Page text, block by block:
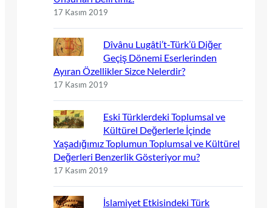
17 Kasım 2019
Dîvânu Lugâti’t-Türk’ü Diğer
Geçiş Dönemi Eserlerinden
Ayıran Özellikler Sizce Nelerdir?
17 Kasım 2019
Eski Türklerdeki Toplumsal ve
Kültürel Değerlerle İçinde
Yaşadığımız Toplumun Toplumsal ve Kültürel
Değerleri Benzerlik Gösteriyor mu?
17 Kasım 2019
İslamiyet Etkisindeki Türk